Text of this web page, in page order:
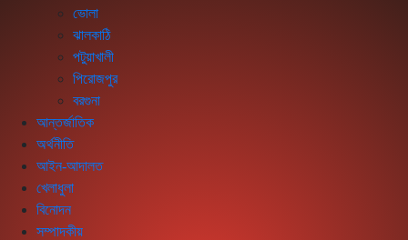
ভোলা
ঝালকাঠি
পটুয়াখালী
পিরোজপুর
বরগুনা
আন্তর্জাতিক
অর্থনীতি
আইন-আদালত
খেলাধুলা
বিনোদন
সম্পাদকীয়